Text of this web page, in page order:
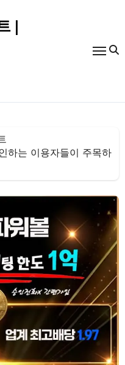
|
하는 이용자들이 주목하